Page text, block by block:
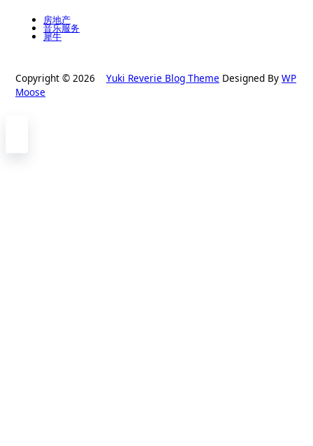
房地产
音乐服务
犀牛
Copyright © 2026 Yuki Reverie Blog Theme Designed By WP
Moose